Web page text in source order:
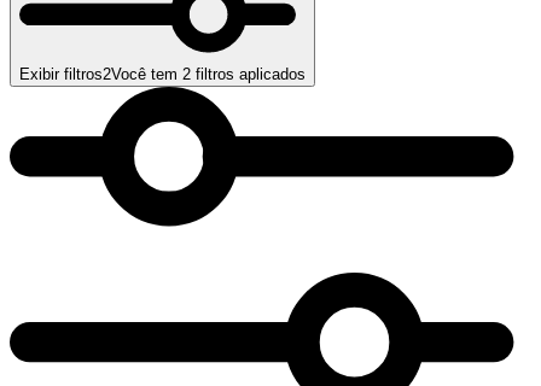
Exibir filtros2Você tem 2 filtros aplicados